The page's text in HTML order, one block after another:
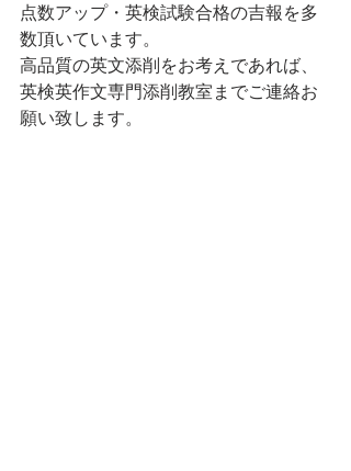
点数アップ・英検試験合格の吉報を多
数頂いています。
高品質の英文添削をお考えであれば、
英検英作文専門添削教室までご連絡お
願い致します。